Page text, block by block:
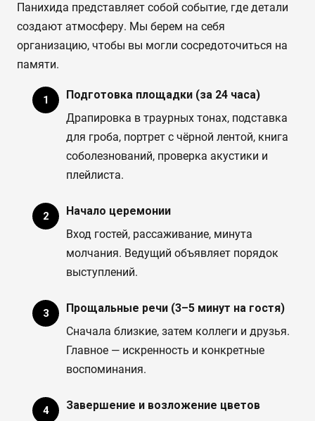
Панихида представляет собой событие, где детали
создают атмосферу. Мы берем на себя
организацию, чтобы вы могли сосредоточиться на
памяти.
Подготовка площадки (за 24 часа)
Драпировка в траурных тонах, подставка
для гроба, портрет с чёрной лентой, книга
соболезнований, проверка акустики и
плейлиста.
Начало церемонии
Вход гостей, рассаживание, минута
молчания. Ведущий объявляет порядок
выступлений.
Прощальные речи (3–5 минут на гостя)
Сначала близкие, затем коллеги и друзья.
Главное — искренность и конкретные
воспоминания.
Завершение и возложение цветов